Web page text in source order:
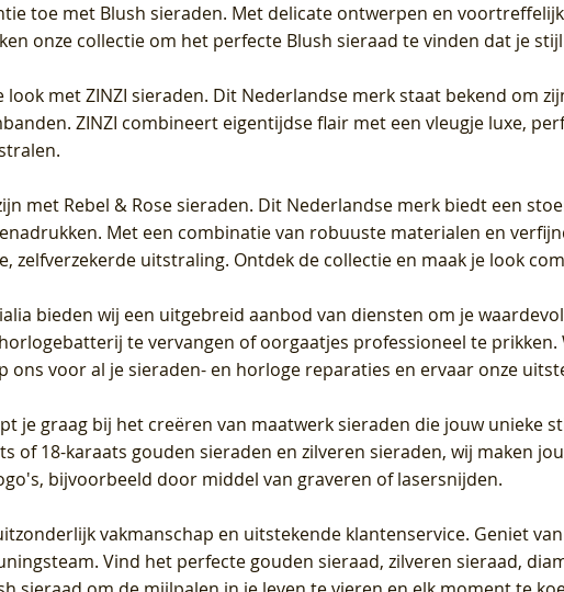
toe met Blush sieraden. Met delicate ontwerpen en
onze collectie om het perfecte Blush sieraad te vinden dat je
look met ZINZI sieraden. Dit Nederlandse merk staat bekend om
ZINZI combineert eigentijdse flair met een vleugje luxe,
met Rebel & Rose sieraden. Dit Nederlandse merk biedt een
Met een combinatie van robuuste materialen en
zelfverzekerde uitstraling. Ontdek de collectie en maak je look
bieden wij een uitgebreid aanbod van diensten om je
te vervangen of oorgaatjes professioneel te
voor al je sieraden- en horloge reparaties en ervaar onze
je graag bij het creëren van maatwerk sieraden die jouw unieke
18-karaats gouden sieraden en zilveren sieraden, wij maken
bijvoorbeeld door middel van graveren of lasersnijden.
vakmanschap en uitstekende klantenservice. Geniet
Vind het perfecte gouden sieraad, zilveren sieraad,